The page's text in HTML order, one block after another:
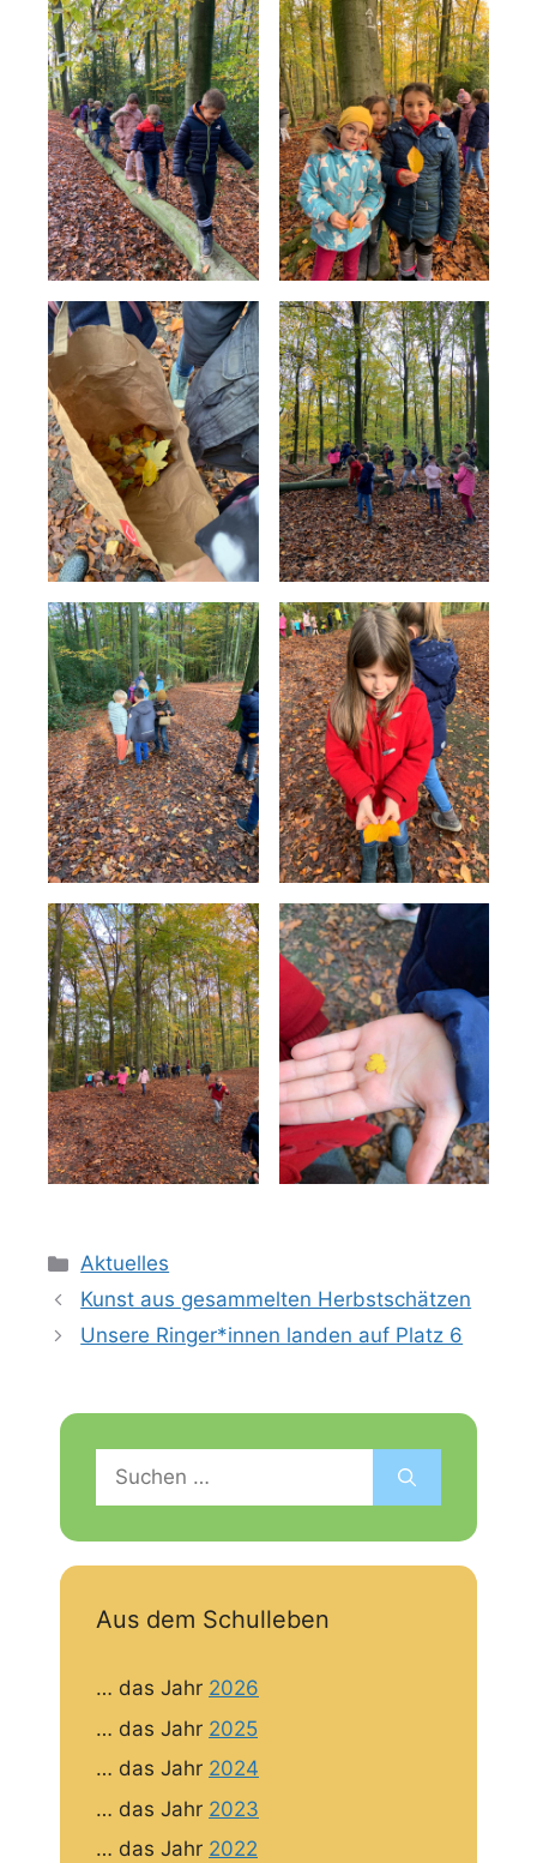
Kategorien
Aktuelles
Kunst aus gesammelten Herbstschätzen
Unsere Ringer*innen landen auf Platz 6
Suchen
nach:
Aus dem Schulleben
… das Jahr 2026
… das Jahr 2025
… das Jahr 2024
… das Jahr 2023
… das Jahr 2022